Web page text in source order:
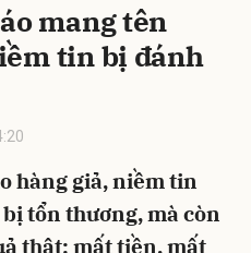
mang tên
tin bị đánh
hàng giả, niềm tin
tổn thương, mà còn
thật: mất tiền, mất
Hủy